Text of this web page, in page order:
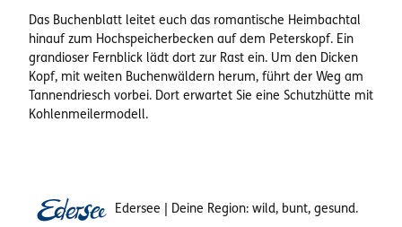
Das Buchenblatt leitet euch das romantische Heimbachtal
hinauf zum Hochspeicherbecken auf dem Peterskopf. Ein
grandioser Fernblick lädt dort zur Rast ein. Um den Dicken
Kopf, mit weiten Buchenwäldern herum, führt der Weg am
Tannendriesch vorbei. Dort erwartet Sie eine Schutzhütte mit
Kohlenmeilermodell.
Edersee | Deine Region: wild, bunt, gesund.